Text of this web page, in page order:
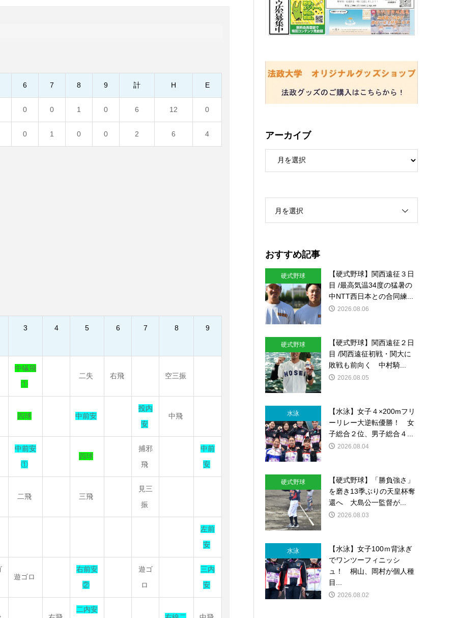
6 7 8 9 計 H E
0 0 1 0 6 12 0
0 1 0 0 2 6 4
3 4 5 6 7 8 9
中犠飛
①
二失 右飛 空三振
四球 中前安
投内
安
中飛
中前安
①
四球
捕邪
飛
中前
安
二飛 三飛
見三
振
左前
安
遊ゴロ
右前安
②
遊ゴ
ロ
三内
安
二内安
アーカイブ
月を選択
おすすめ記事
硬式野球
【硬式野球】関西遠征３日
目 /最高気温34度の猛暑の
中NTT西日本との合同練...
2026.08.06
硬式野球
【硬式野球】関西遠征２日
目 /関西遠征初戦・関大に
敗戦も前向く 中村騎...
2026.08.05
水泳
【水泳】女子４×200mフリ
ーリレー大逆転優勝！ 女
子総合２位、男子総合４...
2026.08.04
硬式野球
【硬式野球】「勝負強さ」
を磨き13季ぶりの天皇杯奪
還へ 大島公一監督が...
2026.08.03
水泳
【水泳】女子100ｍ背泳ぎ
でワンツーフィニッシ
ュ！ 桐山、岡村が個人種
目...
2026.08.02